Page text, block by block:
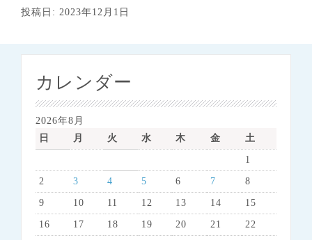
投稿日: 2023年12月1日
カレンダー
2026年8月
日
月 火 水 木 金 土
1
2 3 4 5 6 7 8
9 10 11 12 13 14 15
16 17 18 19 20 21 22